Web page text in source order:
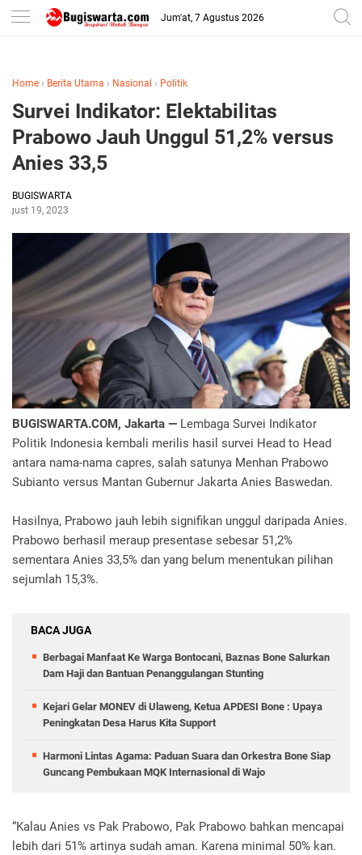
-->
Jum'at, 7 Agustus 2026
Home › Berita Utama › Nasional › Politik
Survei Indikator: Elektabilitas
Prabowo Jauh Unggul 51,2% versus
Anies 33,5
BUGISWARTA
19, 2023
BUGISWARTA.COM, Jakarta — Lembaga Survei Indikator
Politik Indonesia kembali merilis hasil survei Head to Head
antara nama-nama capres, salah satunya Menhan Prabowo
Subianto versus Mantan Gubernur Jakarta Anies Baswedan.
Hasilnya, Prabowo jauh lebih signifikan unggul daripada Anies.
Prabowo berhasil meraup presentase sebesar 51,2%
sementara Anies 33,5% dan yang belum menentukan pilihan
sejumlah 15,3%.
BACA JUGA
Berbagai Manfaat Ke Warga Bontocani, Baznas Bone Salurkan
Dam Haji dan Bantuan Penanggulangan Stunting
Kejari Gelar MONEV di Ulaweng, Ketua APDESI Bone : Upaya
Peningkatan Desa Harus Kita Support
Harmoni Lintas Agama: Paduan Suara dan Orkestra Bone Siap
Guncang Pembukaan MQK Internasional di Wajo
“Kalau Anies vs Pak Prabowo, Pak Prabowo bahkan mencapai
lebih dari 51% artinya sudah aman. Karena minimal 50% kan.